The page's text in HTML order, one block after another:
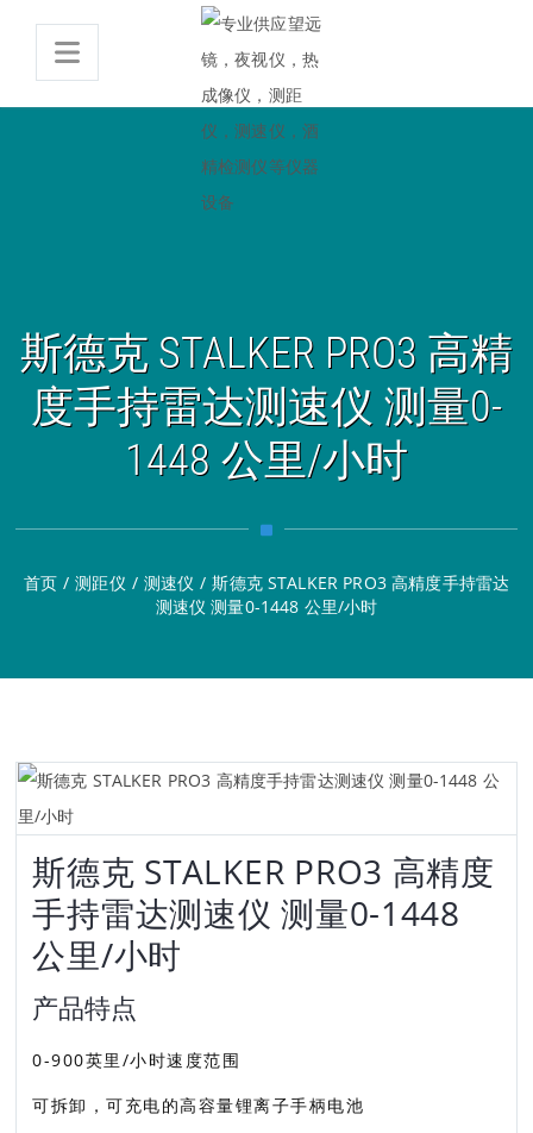
斯德克 STALKER PRO3 高精
度手持雷达测速仪 测量0-
1448 公里/小时
首页 / 测距仪 / 测速仪 / 斯德克 STALKER PRO3 高精度手持雷达
测速仪 测量0-1448 公里/小时
斯德克 STALKER PRO3 高精度
手持雷达测速仪 测量0-1448
公里/小时
产品特点
0-900英里/小时速度范围
可拆卸，可充电的高容量锂离子手柄电池